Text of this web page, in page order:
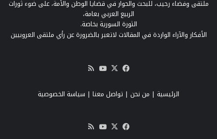
ملتقى وفضاء رحيب، للبحث والحوار في قضايا الوطن والأمة، على ضوء ثورات
الربيع العربي بعامة،
الثورة السورية بخاصة.
الأفكار والآراء الواردة في المقالات لاتعبر بالضرورة عن رأي ملتقى العروبيين
فيسبوك
‫X
‫YouTube
RSS
الرئيسية | من نحن | تواصل معنا | سياسة الخصوصية
فيسبوك
‫X
‫YouTube